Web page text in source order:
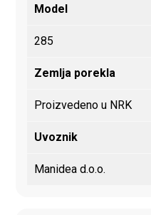
Model
285
Zemlja porekla
Proizvedeno u NRK
Uvoznik
Manidea d.o.o.